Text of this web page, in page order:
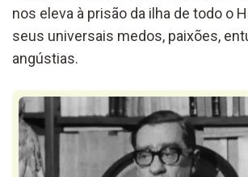
nos eleva à prisão da ilha de todo o
seus universais medos, paixões,
angústias.